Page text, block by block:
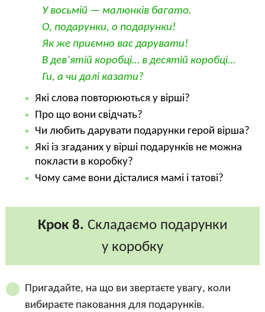
У восьмій — малюнків багато.
О, подарунки, о подарунки!
Як же приємно вас дарувати!
В дев’ятій коробці… в десятій коробці…
Ги, а чи далі казати?
Які слова повторюються у вірші?
Про що вони свідчать?
Чи любить дарувати подарунки герой вірша?
Які із згаданих у вірші подарунків не можна
покласти в коробку?
Чому саме вони дісталися мамі і татові?
Крок 8. Складаємо подарунки
у коробку
Пригадайте, на що ви звертаєте увагу, коли
вибираєте паковання для подарунків.